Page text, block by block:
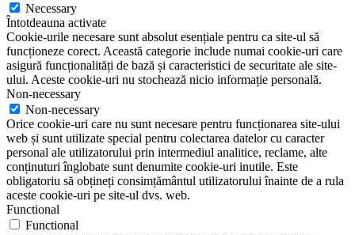
Necessary
Întotdeauna activate
Cookie-urile necesare sunt absolut esențiale pentru ca site-ul să
funcționeze corect. Această categorie include numai cookie-uri care
asigură funcționalități de bază și caracteristici de securitate ale site-
ului. Aceste cookie-uri nu stochează nicio informație personală.
Non-necessary
Non-necessary
Orice cookie-uri care nu sunt necesare pentru funcționarea site-ului
web și sunt utilizate special pentru colectarea datelor cu caracter
personal ale utilizatorului prin intermediul analitice, reclame, alte
conținuturi înglobate sunt denumite cookie-uri inutile. Este
obligatoriu să obțineți consimțământul utilizatorului înainte de a rula
aceste cookie-uri pe site-ul dvs. web.
Functional
Functional